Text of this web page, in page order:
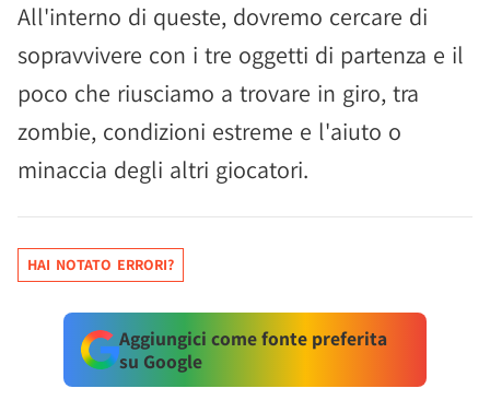
All'interno di queste, dovremo cercare di
sopravvivere con i tre oggetti di partenza e il
poco che riusciamo a trovare in giro, tra
zombie, condizioni estreme e l'aiuto o
minaccia degli altri giocatori.
HAI NOTATO ERRORI?
Aggiungici come fonte preferita
su Google